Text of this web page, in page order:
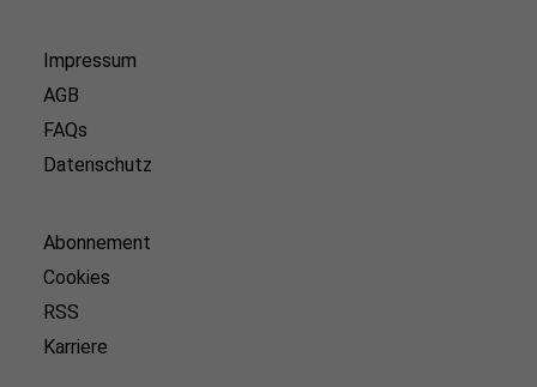
Impressum
AGB
FAQs
Datenschutz
Abonnement
Cookies
RSS
Karriere